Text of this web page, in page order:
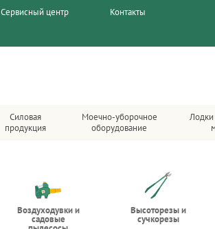
Сервисный центр Контакты
Силовая
продукция
Моечно-уборочное
оборудование
Воздуходувки и
садовые
Высоторезы и
сучкорезы